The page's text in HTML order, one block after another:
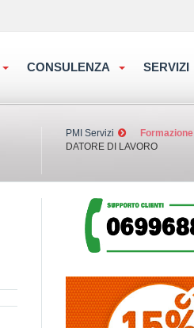
CONSULENZA SERVIZI
PMI Servizi Formazione
DATORE DI LAVORO